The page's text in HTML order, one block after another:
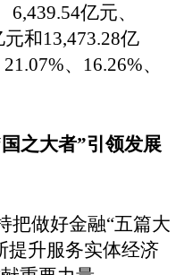
6,439.54亿元、
元和13,473.28亿
21.07%、 16.26%、
之大者”引领发展
把做好金融“五篇大
提升服务实体经济